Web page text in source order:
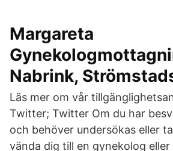
Margareta
Nabrink,
Läs mer om vår
Twitter; Twitter Om du har
och behöver undersökas eller
vända dig till en gynekolog eller